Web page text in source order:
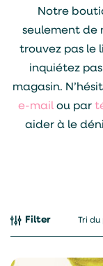
Notre
seulement de
trouvez pas le
inquiétez
magasin.
e-mail ou par
aider à le
Filter